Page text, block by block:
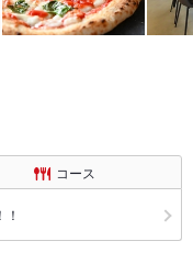
コース